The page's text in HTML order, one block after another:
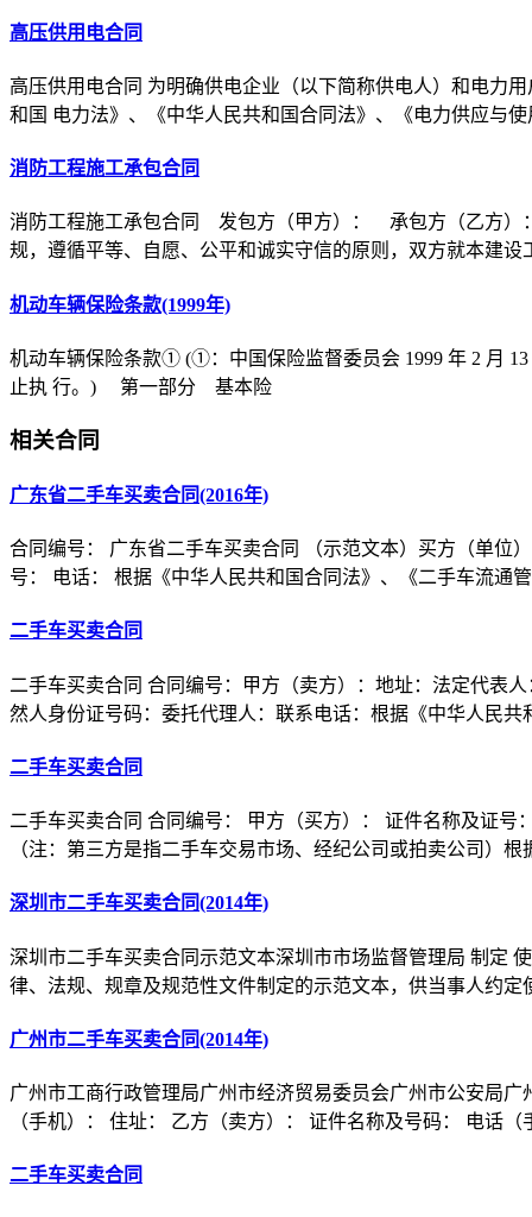
高压供用电合同
高压供用电合同 为明确供电企业（以下简称供电人）和电力
和国 电力法》、《中华人民共和国合同法》、《电力供应与
消防工程施工承包合同
消防工程施工承包合同 发包方（甲方）： 承包方（乙方）
规，遵循平等、自愿、公平和诚实守信的原则，双方就本建设
机动车辆保险条款(1999年)
机动车辆保险条款① (①：中国保险监督委员会 1999 年 2 月
止执 行。) 第一部分 基本险
相关合同
广东省二手车买卖合同(2016年)
合同编号： 广东省二手车买卖合同 （示范文本）买方（单位
号： 电话： 根据《中华人民共和国合同法》、《二手车流通
二手车买卖合同
二手车买卖合同 合同编号：甲方（卖方）：地址：法定代表
然人身份证号码：委托代理人：联系电话：根据《中华人民共
二手车买卖合同
二手车买卖合同 合同编号： 甲方（买方）： 证件名称及证
（注：第三方是指二手车交易市场、经纪公司或拍卖公司）根
深圳市二手车买卖合同(2014年)
深圳市二手车买卖合同示范文本深圳市市场监督管理局 制定
律、法规、规章及规范性文件制定的示范文本，供当事人约定
广州市二手车买卖合同(2014年)
广州市工商行政管理局广州市经济贸易委员会广州市公安局
（手机）： 住址： 乙方（卖方）： 证件名称及号码： 电话（
二手车买卖合同